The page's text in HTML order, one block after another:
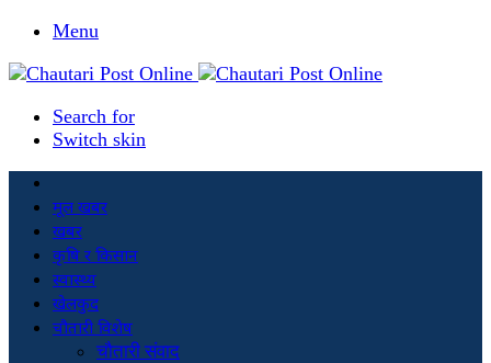
Menu
Search for
Switch skin
मूल खबर
खबर
कृषि र किसान
स्वास्थ्य
खेलकुद
चौतारी विशेष
चौतारी संवाद